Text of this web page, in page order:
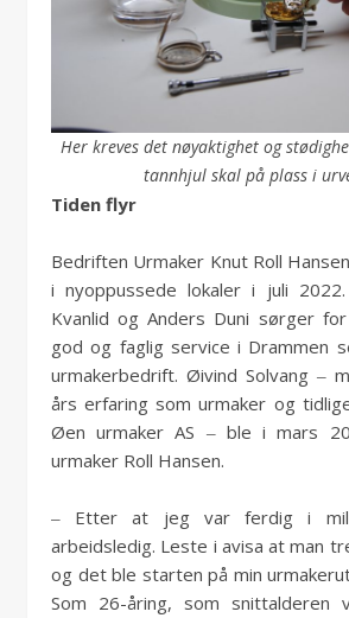
Her kreves det nøyaktighet og
tannhjul skal på plass i
Tiden flyr
Bedriften Urmaker Knut Roll
i nyoppussede lokaler i juli
Kvanlid og Anders Duni sørger
god og faglig service i Drammen
urmakerbedrift. Øivind Solvang ‒
års erfaring som urmaker og
Øen urmaker AS ‒ ble i mars
urmaker Roll Hansen.
‒ Etter at jeg var ferdig i
arbeidsledig. Leste i avisa at man
og det ble starten på min
Som 26-åring, som